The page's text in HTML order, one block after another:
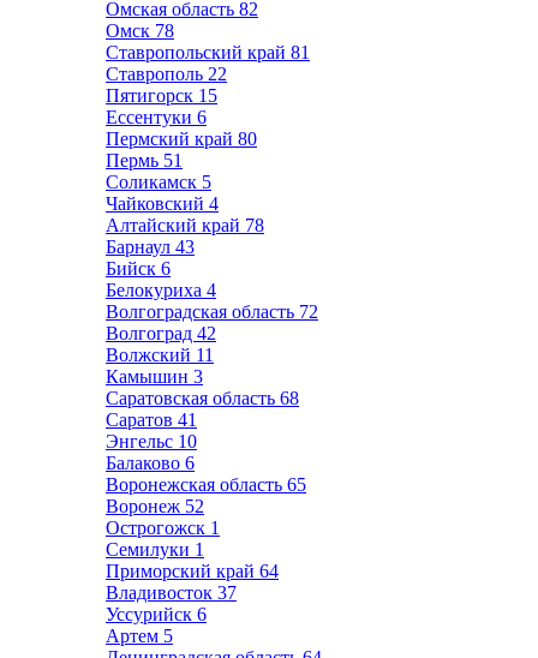
Омская область 82
Омск 78
Ставропольский край 81
Ставрополь 22
Пятигорск 15
Ессентуки 6
Пермский край 80
Пермь 51
Соликамск 5
Чайковский 4
Алтайский край 78
Барнаул 43
Бийск 6
Белокуриха 4
Волгоградская область 72
Волгоград 42
Волжский 11
Камышин 3
Саратовская область 68
Саратов 41
Энгельс 10
Балаково 6
Воронежская область 65
Воронеж 52
Острогожск 1
Семилуки 1
Приморский край 64
Владивосток 37
Уссурийск 6
Артем 5